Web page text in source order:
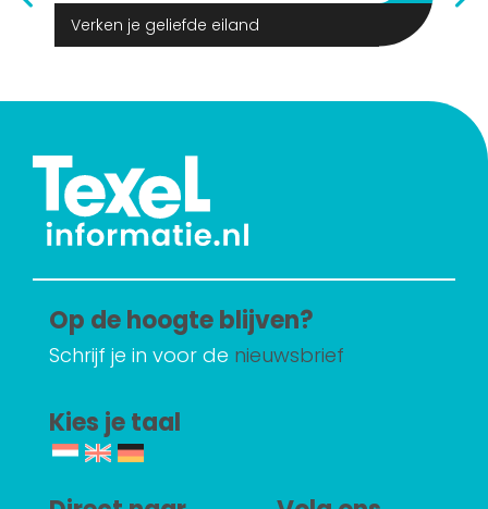
Verken je geliefde eiland
Op de hoogte blijven?
Schrijf je in voor de nieuwsbrief
Kies je taal